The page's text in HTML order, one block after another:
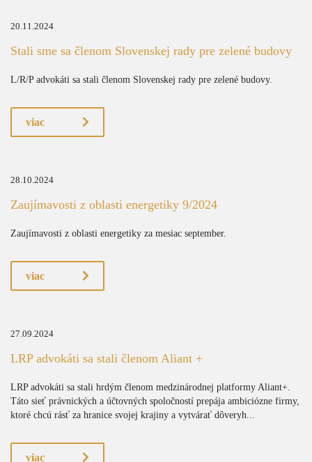
20.11.2024
Stali sme sa členom Slovenskej rady pre zelené budovy
L/R/P advokáti sa stali členom Slovenskej rady pre zelené budovy.
viac
28.10.2024
Zaujímavosti z oblasti energetiky 9/2024
Zaujímavosti z oblasti energetiky za mesiac september.
viac
27.09.2024
LRP advokáti sa stali členom Aliant +
LRP advokáti sa stali hrdým členom medzinárodnej platformy Aliant+.
Táto sieť právnických a účtovných spoločností prepája ambiciózne firmy,
ktoré chcú rásť za hranice svojej krajiny a vytvárať dôveryh...
viac